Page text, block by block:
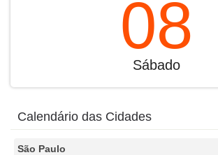
08
Sábado
Calendário das Cidades
São Paulo